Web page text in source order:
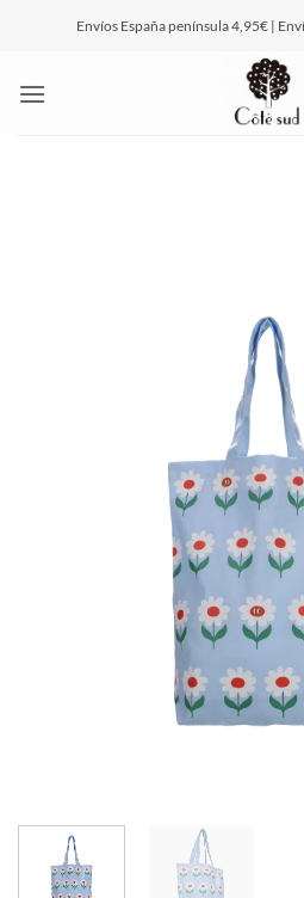
Envíos España península 4,95€ |